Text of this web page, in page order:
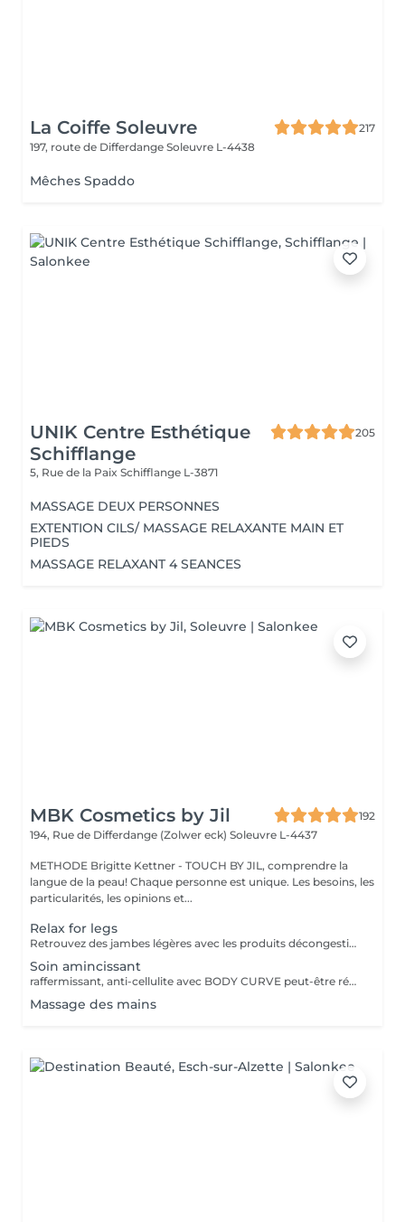
La Coiffe Soleuvre
217
197, route de Differdange Soleuvre L-4438
Mêches Spaddo
UNIK Centre Esthétique
Schifflange
205
5, Rue de la Paix Schifflange L-3871
MASSAGE DEUX PERSONNES
EXTENTION CILS/ MASSAGE RELAXANTE MAIN ET
PIEDS
MASSAGE RELAXANT 4 SEANCES
MBK Cosmetics by Jil
192
194, Rue de Differdange (Zolwer eck) Soleuvre L-4437
METHODE Brigitte Kettner - TOUCH BY JIL, comprendre la
langue de la peau! Chaque personne est unique. Les besoins, les
particularités, les opinions et...
Relax for legs
Retrouvez des jambes légères avec les produits décongestionnants et rafraichissants
Soin amincissant
raffermissant, anti-cellulite avec BODY CURVE peut-être réalisé en cure, devis à demander sur place
Massage des mains